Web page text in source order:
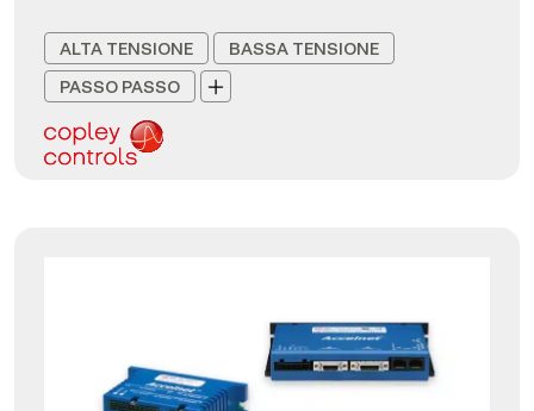
ALTA TENSIONE
BASSA TENSIONE
PASSO PASSO